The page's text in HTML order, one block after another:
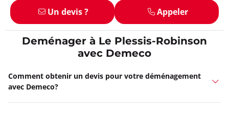
Un devis ? Appeler
Deménager à Le Plessis-Robinson
avec Demeco
Comment obtenir un devis pour votre déménagement
avec Demeco?